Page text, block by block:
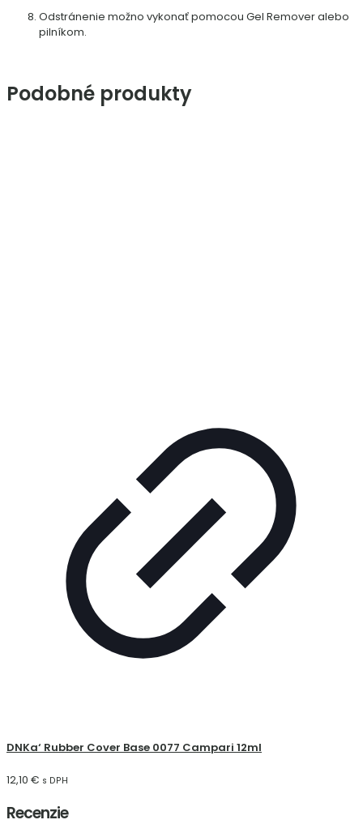
Odstránenie možno vykonať pomocou Gel Remover alebo
pilníkom.
Podobné produkty
DNKa‘ Rubber Cover Base 0077 Campari 12ml
12,10 € s DPH
Recenzie